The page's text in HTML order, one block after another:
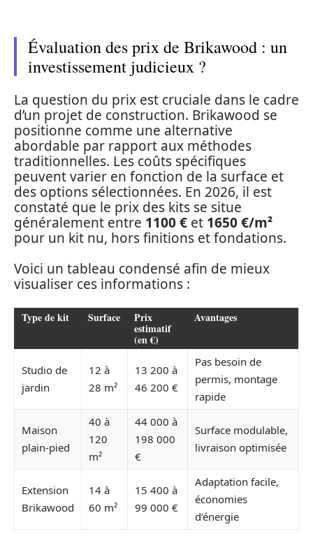
Évaluation des prix de Brikawood : un
investissement judicieux ?
La question du prix est cruciale dans le cadre
d’un projet de construction. Brikawood se
positionne comme une alternative
abordable par rapport aux méthodes
traditionnelles. Les coûts spécifiques
peuvent varier en fonction de la surface et
des options sélectionnées. En 2026, il est
constaté que le prix des kits se situe
généralement entre 1100 € et 1650 €/m²
pour un kit nu, hors finitions et fondations.
Voici un tableau condensé afin de mieux
visualiser ces informations :
Type de kit Surface Prix
estimatif
(en €)
Avantages
Studio de
jardin
12 à
28 m²
13 200 à
46 200 €
Pas besoin de
permis, montage
rapide
Maison
plain-pied
40 à
120
m²
44 000 à
198 000
€
Surface modulable,
livraison optimisée
Extension
Brikawood
14 à
60 m²
15 400 à
99 000 €
Adaptation facile,
économies
d’énergie